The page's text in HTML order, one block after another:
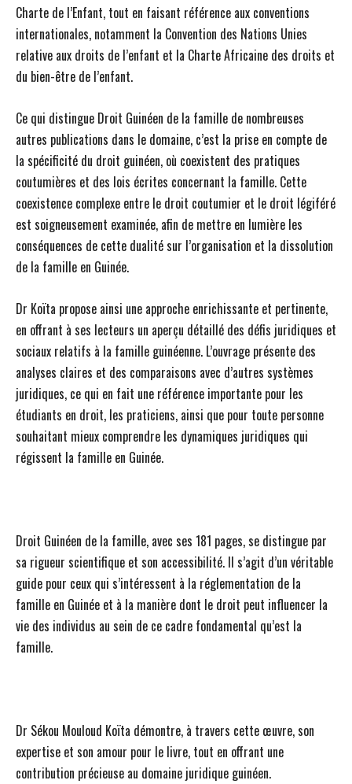
Charte de l’Enfant, tout en faisant référence aux conventions
internationales, notamment la Convention des Nations Unies
relative aux droits de l’enfant et la Charte Africaine des droits et
du bien-être de l’enfant.
Ce qui distingue Droit Guinéen de la famille de nombreuses
autres publications dans le domaine, c’est la prise en compte de
la spécificité du droit guinéen, où coexistent des pratiques
coutumières et des lois écrites concernant la famille. Cette
coexistence complexe entre le droit coutumier et le droit légiféré
est soigneusement examinée, afin de mettre en lumière les
conséquences de cette dualité sur l’organisation et la dissolution
de la famille en Guinée.
Dr Koïta propose ainsi une approche enrichissante et pertinente,
en offrant à ses lecteurs un aperçu détaillé des défis juridiques et
sociaux relatifs à la famille guinéenne. L’ouvrage présente des
analyses claires et des comparaisons avec d’autres systèmes
juridiques, ce qui en fait une référence importante pour les
étudiants en droit, les praticiens, ainsi que pour toute personne
souhaitant mieux comprendre les dynamiques juridiques qui
régissent la famille en Guinée.
Droit Guinéen de la famille, avec ses 181 pages, se distingue par
sa rigueur scientifique et son accessibilité. Il s’agit d’un véritable
guide pour ceux qui s’intéressent à la réglementation de la
famille en Guinée et à la manière dont le droit peut influencer la
vie des individus au sein de ce cadre fondamental qu’est la
famille.
Dr Sékou Mouloud Koïta démontre, à travers cette œuvre, son
expertise et son amour pour le livre, tout en offrant une
contribution précieuse au domaine juridique guinéen.